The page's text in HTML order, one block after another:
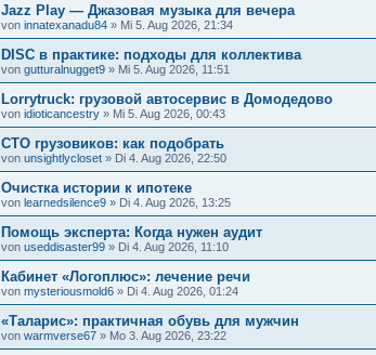
Jazz Play — Джазовая музыка для вечера
von innatexanadu84 » Mi 5. Aug 2026, 21:34
DISC в практике: подходы для коллектива
von gutturalnugget9 » Mi 5. Aug 2026, 11:51
Lorrytruck: грузовой автосервис в Домодедово
von idioticancestry » Mi 5. Aug 2026, 00:43
СТО грузовиков: как подобрать
von unsightlycloset » Di 4. Aug 2026, 22:50
Очистка истории к ипотеке
von learnedsilence9 » Di 4. Aug 2026, 13:25
Помощь эксперта: Когда нужен аудит
von useddisaster99 » Di 4. Aug 2026, 11:10
Кабинет «Логоплюс»: лечение речи
von mysteriousmold6 » Di 4. Aug 2026, 01:24
«Таларис»: практичная обувь для мужчин
von warmverse67 » Mo 3. Aug 2026, 23:22